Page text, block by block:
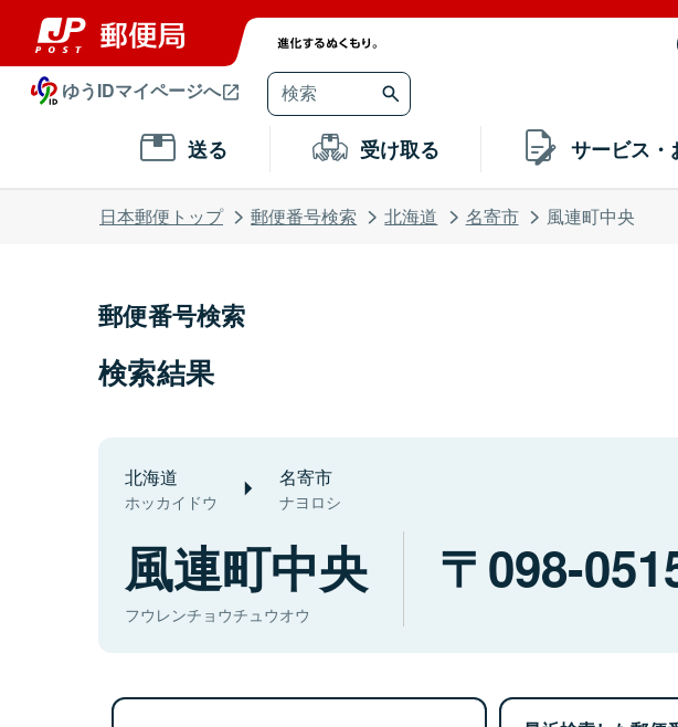
ゆうIDマイページへ
送る 受け取る サービス・
日本郵便トップ 郵便番号検索 北海道 名寄市 風連町中央
郵便番号検索
検索結果
北海道
ホッカイドウ
名寄市
ナヨロシ
風連町中央
フウレンチョウチュウオウ
098-